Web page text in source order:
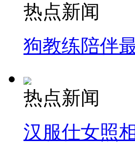
热点新闻
狗教练陪伴
热点新闻
汉服仕女照